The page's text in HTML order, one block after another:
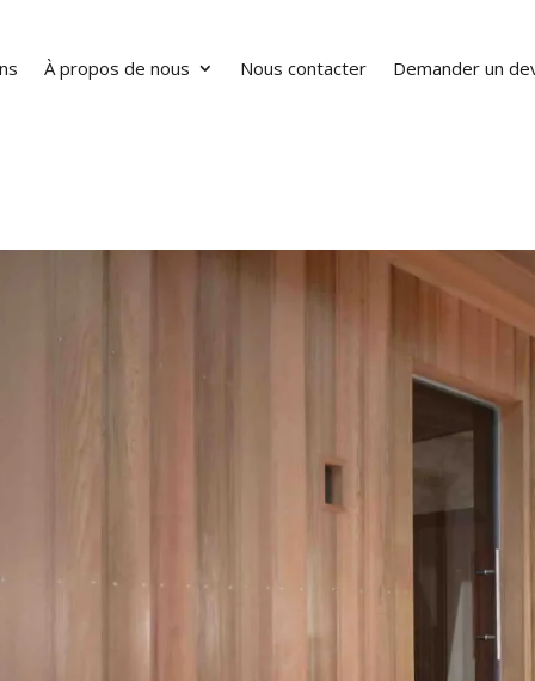
À propos de nous Nous contacter Demander un